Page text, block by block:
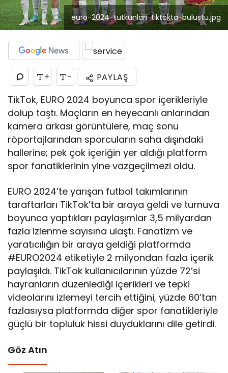
euro-2024-tutkunlari-tiktokta-bulustu.jpg
+ - PAYLAŞ
TikTok, EURO 2024 boyunca spor içerikleriyle
dolup taştı. Maçların en heyecanlı anlarından
kamera arkası görüntülere, maç sonu
röportajlarından sporcuların saha dışındaki
hallerine; pek çok içeriğin yer aldığı platform
spor fanatiklerinin yine vazgeçilmezi oldu.
EURO 2024’te yarışan futbol takımlarının
taraftarları TikTok’ta bir araya geldi ve turnuva
boyunca yaptıkları paylaşımlar 3,5 milyardan
fazla izlenme sayısına ulaştı. Fanatizm ve
yaratıcılığın bir araya geldiği platformda
#EURO2024 etiketiyle 2 milyondan fazla içerik
paylaşıldı. TikTok kullanıcılarının yüzde 72’si
hayranların düzenlediği içerikleri ve tepki
videolarını izlemeyi tercih ettiğini, yüzde 60’tan
fazlasıysa platformda diğer spor fanatikleriyle
güçlü bir topluluk hissi duyduklarını dile getirdi.
Göz Atın